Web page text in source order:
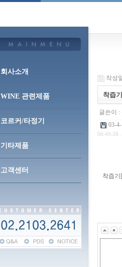
회사소개
WINE 관련제품
코르커/타정기
기타제품
고객센터
작성
착즙
글쓴이 :
03-
00:49:38
착즙기